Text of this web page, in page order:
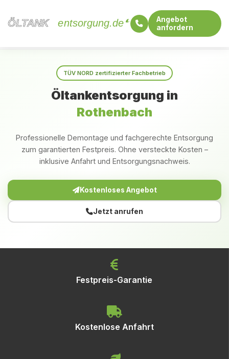
ÖLTANK
ÖLTANK entsorgung.de
Angebot
anfordern
TÜV NORD zertifizierter Fachbetrieb
Öltankentsorgung in
Rothenbach
Professionelle Demontage und fachgerechte Entsorgung
zum garantierten Festpreis. Ohne versteckte Kosten –
inklusive Anfahrt und Entsorgungsnachweis.
Kostenloses Angebot
Jetzt anrufen
Festpreis-Garantie
Kostenlose Anfahrt